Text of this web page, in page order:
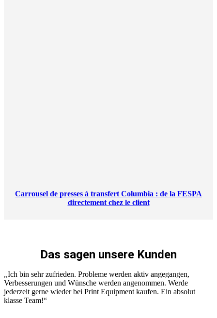
Carrousel de presses à transfert Columbia : de la FESPA
directement chez le client
Das sagen unsere Kunden
,,Ich bin sehr zufrieden. Probleme werden aktiv angegangen,
Verbesserungen und Wünsche werden angenommen. Werde
jederzeit gerne wieder bei Print Equipment kaufen. Ein absolut
klasse Team!“